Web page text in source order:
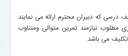
درسی که دبیران محترم ارائه می نمایند
مطلوب نیازمند تمرین متوالی ومتناوب
تکلیف می باشد.